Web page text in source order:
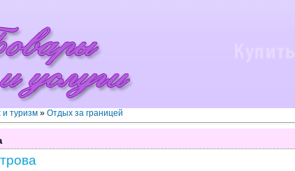
туризм » Отдых за границей